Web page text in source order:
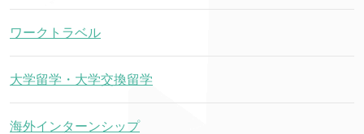
ワークトラベル
大学留学・大学交換留学
海外インターンシップ